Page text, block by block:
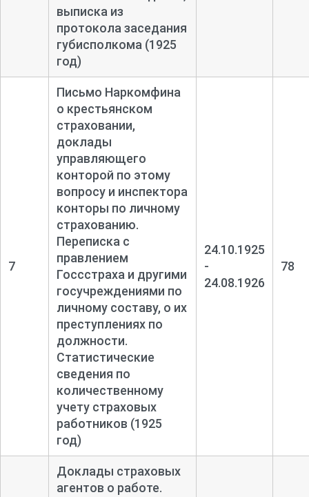
выписка из
протокола заседания
губисполкома (1925
год)
7
Письмо Наркомфина
о крестьянском
страховании,
доклады
управляющего
конторой по этому
вопросу и инспектора
конторы по личному
страхованию.
Переписка с
правлением
Госсстраха и другими
госучреждениями по
личному составу, о их
преступлениях по
должности.
Статистические
сведения по
количественному
учету страховых
работников (1925
год)
24.10.1925
-
24.08.1926
78
Доклады страховых
агентов о работе.